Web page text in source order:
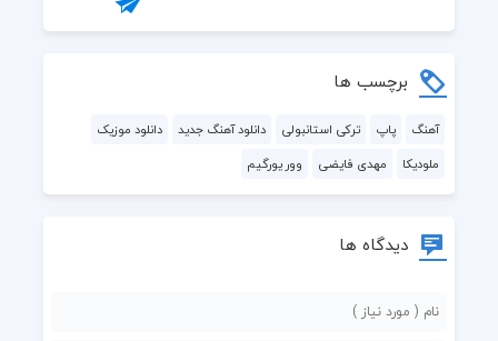
برچسب ها
آهنگ پاپ ترکی استانبولی دانلود آهنگ جدید
دانلود موزیک
ملودیکا
مهدی فایضی وور یورگیم
دیدگاه ها